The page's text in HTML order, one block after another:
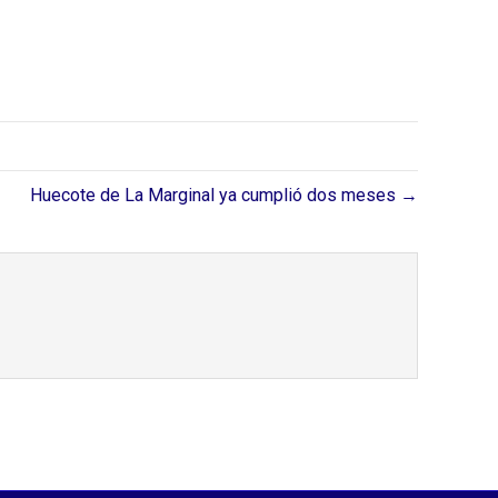
Huecote de La Marginal ya cumplió dos meses →